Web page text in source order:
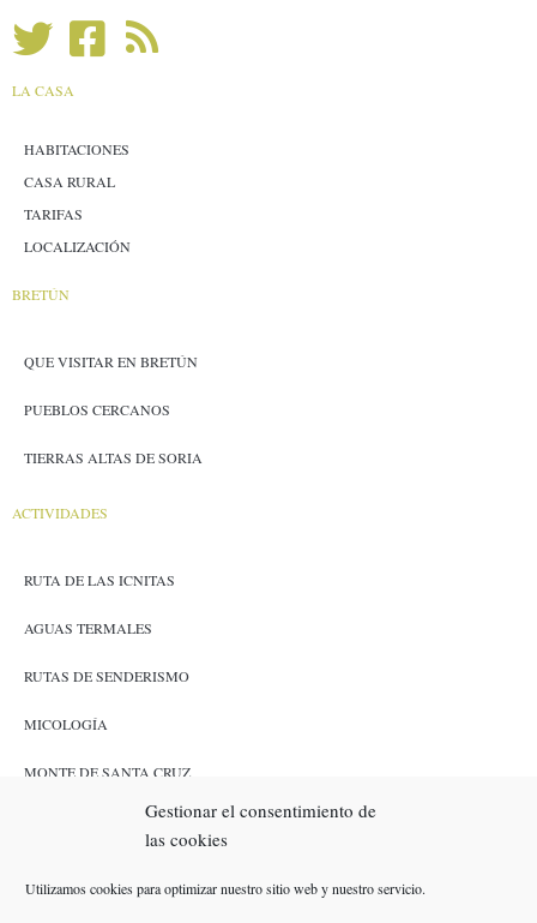
Gestionar el consentimiento de
las cookies
Utilizamos cookies para optimizar nuestro sitio web y nuestro servicio.
LA CASA
HABITACIONES
CASA RURAL
TARIFAS
LOCALIZACIÓN
BRETÚN
QUE VISITAR EN BRETÚN
PUEBLOS CERCANOS
TIERRAS ALTAS DE SORIA
ACTIVIDADES
RUTA DE LAS ICNITAS
AGUAS TERMALES
RUTAS DE SENDERISMO
MICOLOGÍA
MONTE DE SANTA CRUZ